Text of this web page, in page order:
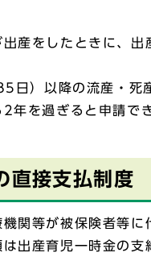
産をしたときに、
日）以降の流産・死
年を過ぎると申請で
直接支払制度
関等が被保険者等
出産育児一時金の支